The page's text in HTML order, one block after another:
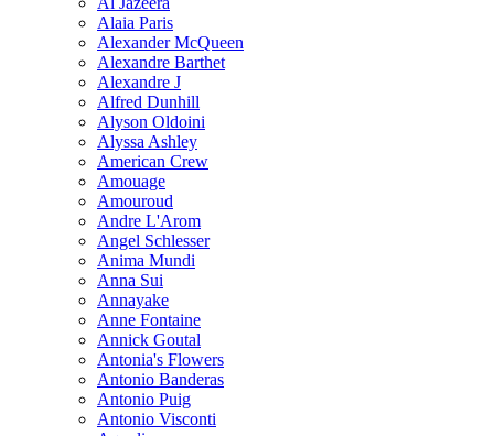
Alaia Paris
Alexander McQueen
Alexandre Barthet
Alexandre J
Alfred Dunhill
Alyson Oldoini
Alyssa Ashley
American Crew
Amouage
Amouroud
Andre L'Arom
Angel Schlesser
Anima Mundi
Anna Sui
Annayake
Anne Fontaine
Annick Goutal
Antonia's Flowers
Antonio Banderas
Antonio Puig
Antonio Visconti